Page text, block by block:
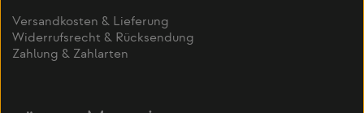
Versandkosten & Lieferung
Widerrufsrecht & Rücksendung
Zahlung & Zahlarten